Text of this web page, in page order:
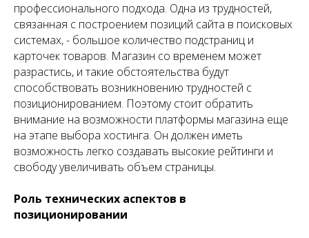
профессионального подхода. Одна из трудностей,
связанная с построением позиций сайта в поисковых
системах, - большое количество подстраниц и
карточек товаров. Магазин со временем может
разрастись, и такие обстоятельства будут
способствовать возникновению трудностей с
позиционированием. Поэтому стоит обратить
внимание на возможности платформы магазина еще
на этапе выбора хостинга. Он должен иметь
возможность легко создавать высокие рейтинги и
свободу увеличивать объем страницы.
Роль технических аспектов в
позиционировании